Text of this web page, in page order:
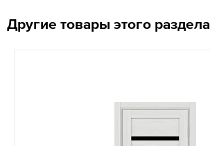
Другие товары этого раздела